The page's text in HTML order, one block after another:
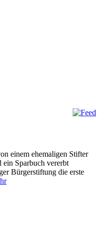
einem ehemaligen Stifter
ein ‎Sparbuch vererbt
Bürgerstiftung die erste